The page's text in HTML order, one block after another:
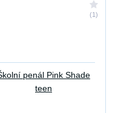
(1)
penál Pink Shade
teen